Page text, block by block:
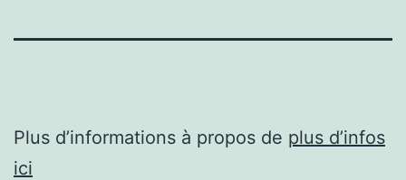
Plus d’informations à propos de plus d’infos
ici